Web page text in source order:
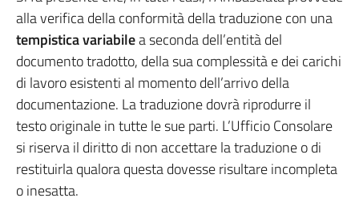
alla verifica della conformità della traduzione con una
tempistica variabilea seconda dell’entità del
documento tradotto, della sua complessità e dei carichi
di lavoro esistenti al momento dell’arrivo della
documentazione. La traduzione dovrà riprodurre il
testo originale in tutte le sue parti. L’Ufficio Consolare
si riserva il diritto di non accettare la traduzione o di
restituirla qualora questa dovesse risultare incompleta
o inesatta.